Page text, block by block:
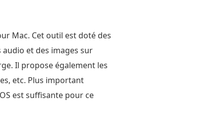
Mac. Cet outil est doté des
et des images sur
Il propose également les
etc. Plus important
est suffisante pour ce